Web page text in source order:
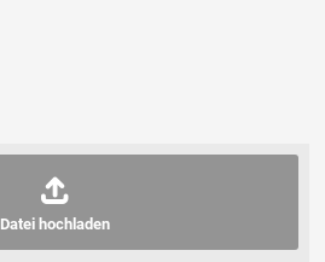
Datei hochladen